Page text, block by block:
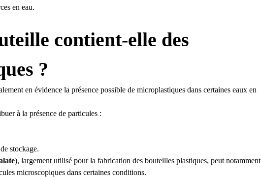
en eau.
contient-elle des
?
en évidence la présence possible de microplastiques dans certaines eaux en
à la présence de particules :
stockage.
), largement utilisé pour la fabrication des bouteilles plastiques, peut notamment
microscopiques dans certaines conditions.